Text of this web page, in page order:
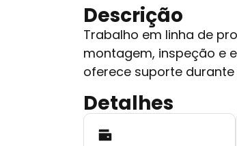
Descrição
Trabalho em linha de
montagem, inspeção e
oferece suporte
Detalhes